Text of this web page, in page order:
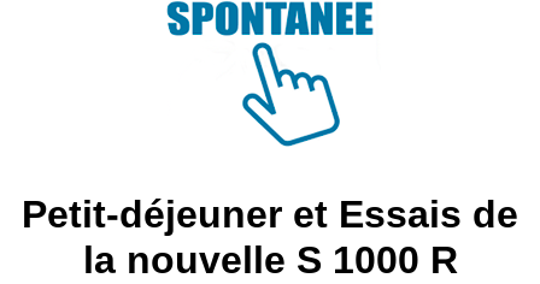
Petit-déjeuner et Essais de
la nouvelle S 1000 R